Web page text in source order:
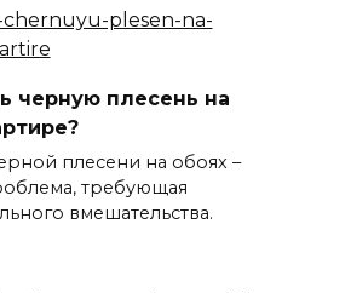
черную плесень на
плесени на обоях –
требующая
вмешательства.